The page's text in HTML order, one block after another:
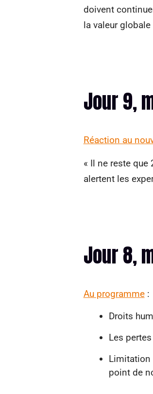
doivent
la valeur globale
Jour 9,
Réaction au
« Il ne reste que
alertent les
Jour 8,
Au programme:
Droits
Les
Limitation
point de